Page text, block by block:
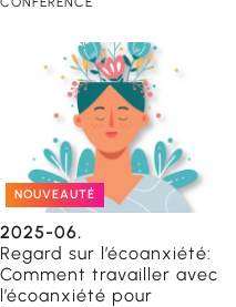
NOUVEAUTÉ
2025-06.
Regard sur l’écoanxiété:
Comment travailler avec
l’écoanxiété pour